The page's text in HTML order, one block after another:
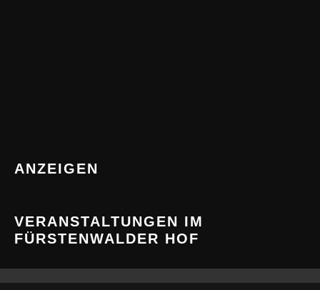
ANZEIGEN
VERANSTALTUNGEN IM
FÜRSTENWALDER HOF